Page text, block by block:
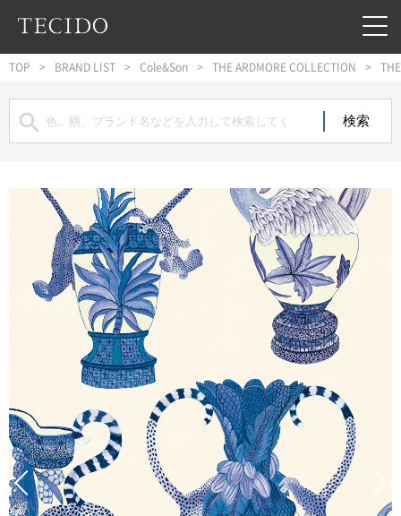
フッターへジャンプ
TOP BRAND LIST Cole&Son THE ARDMORE COLLECTION
